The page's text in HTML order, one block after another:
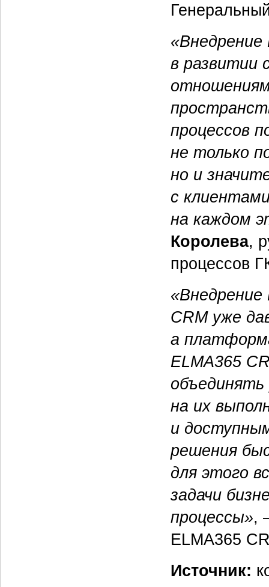
в развитии
процессов
не только
но и
с
на каждом
Королева,
процессов
CRM уже
а
ELMA365
на их
и
решения
для этого
задачи
процессы»,
ELMA365
Источник: